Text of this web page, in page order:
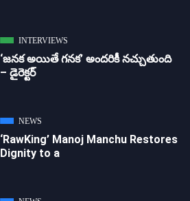
INTERVIEWS
‘జ‌న‌క అయితే గ‌న‌క‌’ అందరికీ నచ్చుతుంది
– డైరెక్ట‌ర్
NEWS
‘RawKing’ Manoj Manchu Restores
Dignity to a